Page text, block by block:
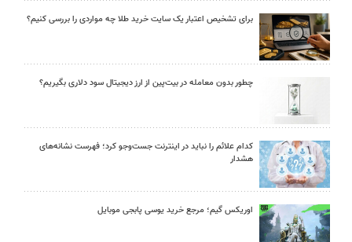
برای تشخیص اعتبار یک سایت خرید طلا چه مواردی را بررسی کنیم؟
چطور بدون معامله در بیت‌پین از ارز دیجیتال سود دلاری بگیریم؟
کدام علائم را نباید در اینترنت جست‌وجو کرد؛ فهرست نشانه‌های
هشدار
اوریکس گیم؛ مرجع خرید یوسی پابجی موبایل